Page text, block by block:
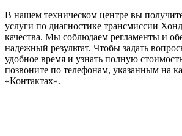
В нашем техническом центре вы
услуги по диагностике трансмиссии
качества. Мы соблюдаем регламенты и
надежный результат. Чтобы задать
удобное время и узнать полную
позвоните по телефонам, указанным на
«Контактах».